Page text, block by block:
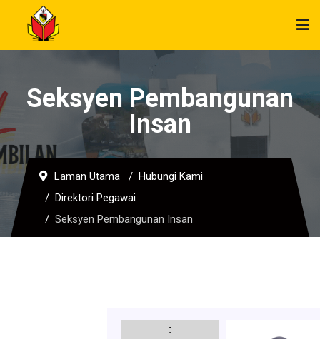
Seksyen Pembangunan
Insan
Laman Utama
Hubungi Kami
Direktori Pegawai
Seksyen Pembangunan Insan